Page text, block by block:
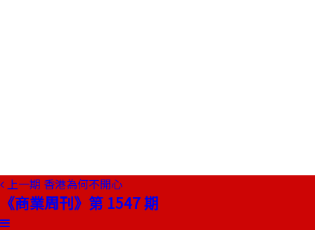
上一期 香港為何不開心
《商業周刊》第 1547 期